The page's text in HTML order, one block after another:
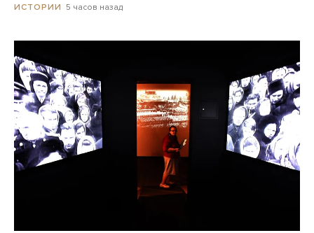
ИСТОРИИ 5 часов назад